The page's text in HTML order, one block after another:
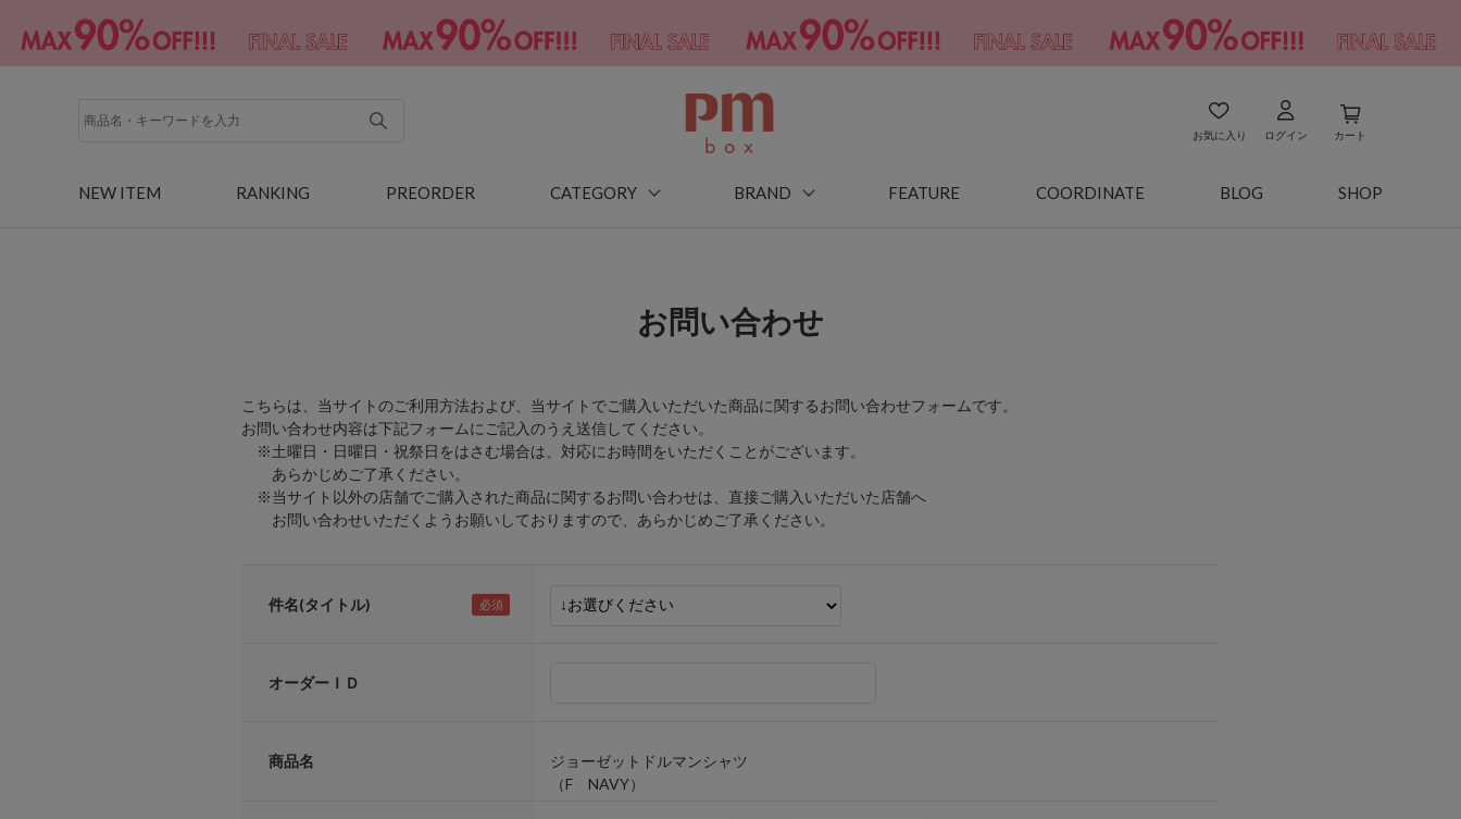
お気に入り ログイン カート
NEW ITEM RANKING PREORDER CATEGORY BRAND FEATURE COORDINATE BLOG SHOP
お問い合わせ
こちらは、当サイトのご利用方法および、当サイトでご購入いただいた商品に関するお問い合わせフォームです。
お問い合わせ内容は下記フォームにご記入のうえ送信してください。
※土曜日・日曜日・祝祭日をはさむ場合は、対応にお時間をいただくことがございます。
あらかじめご了承ください。
※当サイト以外の店舗でご購入された商品に関するお問い合わせは、直接ご購入いただいた店舗へ
お問い合わせいただくようお願いしておりますので、あらかじめご了承ください。
件名(タイトル)
オーダーＩＤ
商品名
ジョーゼットドルマンシャツ
（F NAVY）